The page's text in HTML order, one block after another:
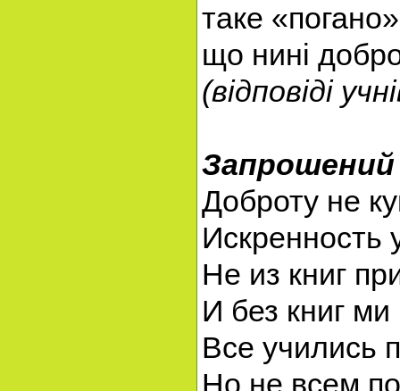
таке
що нині
(відповіді
Запрошений
Доброту не
Искренность
Не из книг
И без книг
Все учились
Но не всем